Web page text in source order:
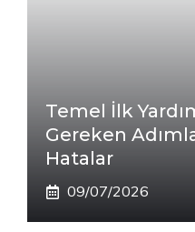
Temel İlk
Gereken
Hatalar
09/07/2026